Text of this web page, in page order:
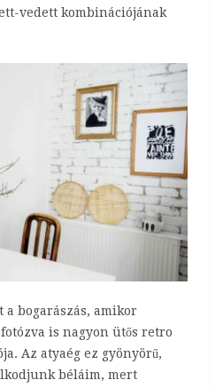
vedett kombinációjának
bogarászás, amikor
is nagyon ütős retro
Az atyaég ez gyönyörű,
béláim, mert